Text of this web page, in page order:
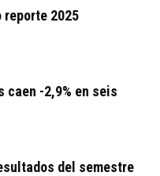
reporte 2025
caen -2,9% en seis
del semestre